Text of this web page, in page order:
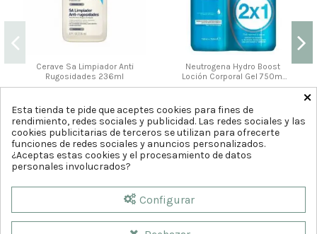
Cerave Sa Limpiador Anti
Rugosidades 236ml
Comprar
Neutrogena Hydro Boost
Loción Corporal Gel 750ml
2X1
Comprar
×
Esta tienda te pide que aceptes cookies para fines de
rendimiento, redes sociales y publicidad. Las redes sociales y las
cookies publicitarias de terceros se utilizan para ofrecerte
funciones de redes sociales y anuncios personalizados.
¿Aceptas estas cookies y el procesamiento de datos
personales involucrados?
Configurar